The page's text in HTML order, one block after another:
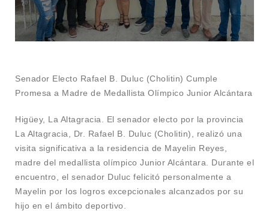
Senador Electo Rafael B. Duluc (Cholitin) Cumple
Promesa a Madre de Medallista Olímpico Junior Alcántara
Higüey, La Altagracia. El senador electo por la provincia
La Altagracia, Dr. Rafael B. Duluc (Cholitin), realizó una
visita significativa a la residencia de Mayelin Reyes,
madre del medallista olímpico Junior Alcántara. Durante el
encuentro, el senador Duluc felicitó personalmente a
Mayelin por los logros excepcionales alcanzados por su
hijo en el ámbito deportivo.